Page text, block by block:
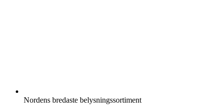
Nordens bredaste belysningssortiment